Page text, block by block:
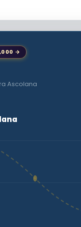
→
Ascolana